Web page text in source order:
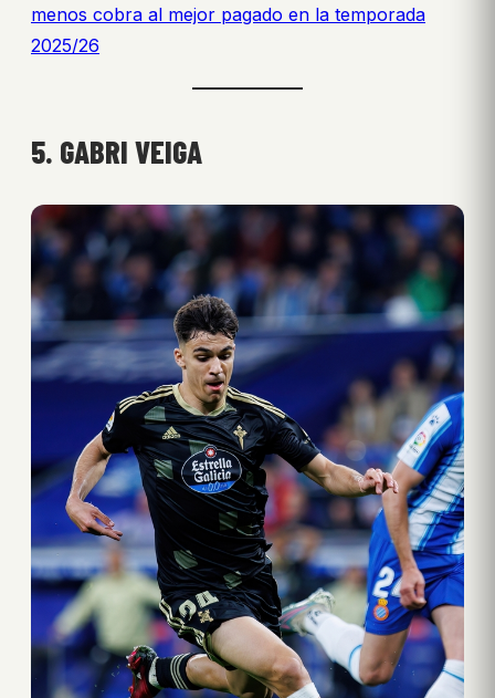
menos cobra al mejor pagado en la temporada
2025/26
5. GABRI VEIGA